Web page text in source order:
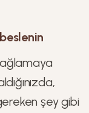
şey gibi